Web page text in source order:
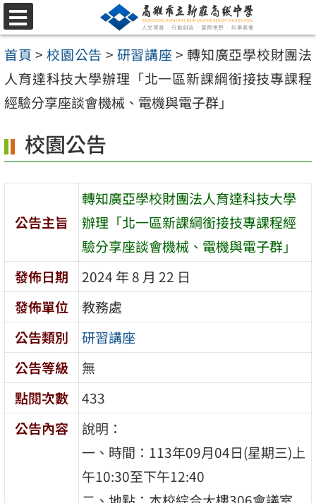
跳
至
主
要
內
區
選
單
首頁 > 校園公告 > 研習講座 > 轉知廣亞學校財團法
人育達科技大學辦理「北一區新課綱銜接技專課程
經驗分享座談會機械、電機與電子群」
校園公告
公告主旨
轉知廣亞學校財團法人育達科技大學
辦理「北一區新課綱銜接技專課程經
驗分享座談會機械、電機與電子群」
發佈日期
2024 年 8 月 22 日
發佈單位
教務處
公告類別
研習講座
公告等級
無
點閱次數
433
公告內容
說明：
一、時間：113年09月04日(星期三)上
午10:30至下午12:40